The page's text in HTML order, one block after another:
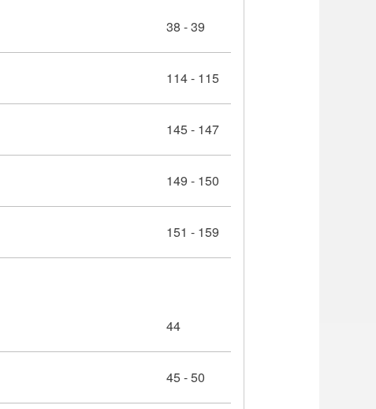
38 - 39
114 - 115
145 - 147
149 - 150
151 - 159
44
45 - 50